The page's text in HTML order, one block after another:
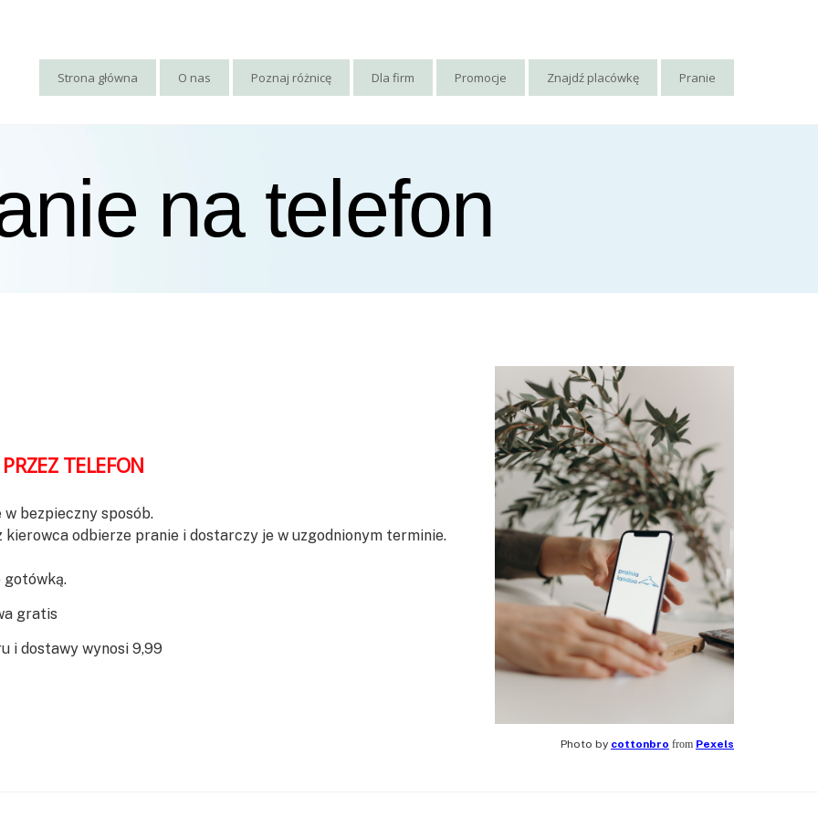
Strona główna O nas Poznaj różnicę Dla firm Promocje Znajdź placówkę Pranie
na telefon
TELEFON
bezpieczny sposób.
kierowca odbierze pranie i dostarczy je w uzgodnionym terminie.
gotówką.
gratis
i dostawy wynosi 9,99
Photo by cottonbro from Pexels